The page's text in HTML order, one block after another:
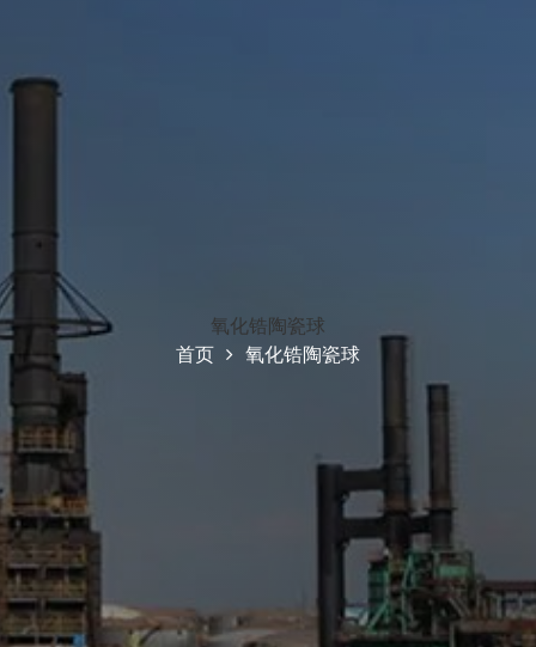
氧化锆陶瓷球
首页
氧化锆陶瓷球